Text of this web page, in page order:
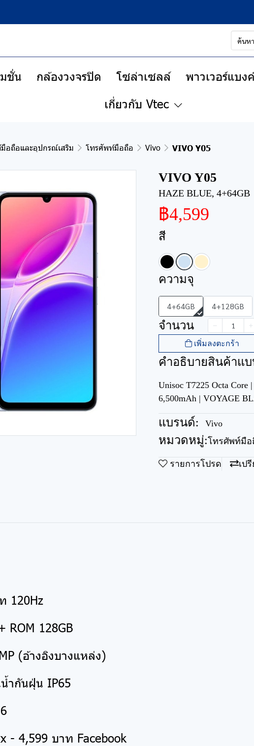
ชั่น กล้องวงจรปิด โซล่าเซลล์ พาวเวอร์แบง
เกี่ยวกับ Vtec
อถือและอุปกรณ์เสริม โทรศัพท์มือถือ Vivo VIVO Y05
VIVO Y05
HAZE BLUE, 4+64GB
฿4,599
สี
ความจุ
4+64GB 4+128GB
จำนวน
เพิ่มลงตะกร้า
คำอธิบายสินค้าแ
Unisoc T7225 Octa Core
6,500mAh | VOYAGE
แบรนด์: Vivo
หมวดหมู่:โทรศัพท์มือ
รายการโปรด เป
120Hz
ROM 128GB
(อ้างอิงบางแหล่ง)
ำกันฝุ่น IP65
- 4,599 บาท Facebook